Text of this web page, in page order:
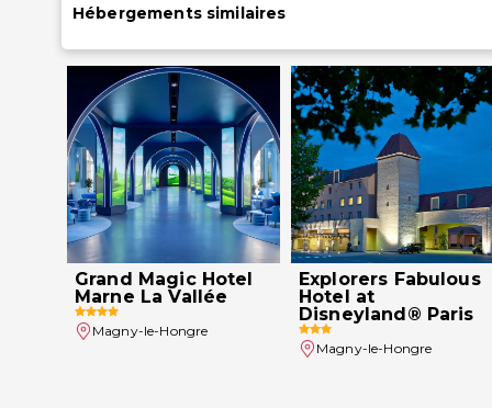
Hébergements similaires
Grand Magic Hotel
Marne La Vallée
Magny-le-Hongre
Explorers Fabulous
Hotel at
Disneyland® Paris
Magny-le-Hongre